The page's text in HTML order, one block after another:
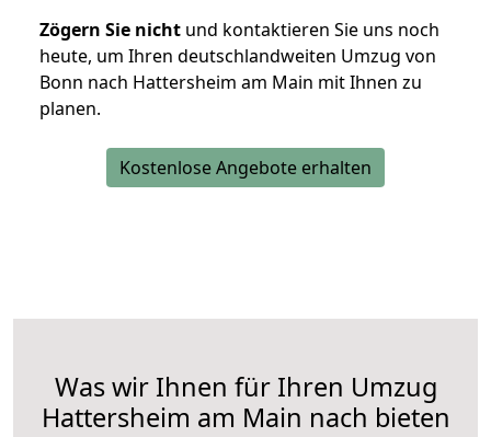
Zögern Sie nicht und kontaktieren Sie uns noch
heute, um Ihren deutschlandweiten Umzug von
Bonn nach Hattersheim am Main mit Ihnen zu
planen.
Kostenlose Angebote erhalten
Was wir Ihnen für Ihren Umzug
Hattersheim am Main nach bieten